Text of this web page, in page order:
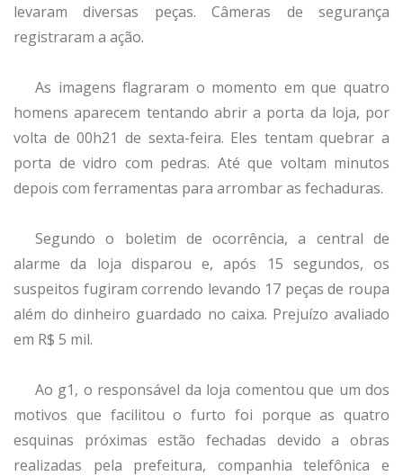
levaram diversas peças. Câmeras de segurança
registraram a ação.
As imagens flagraram o momento em que quatro
homens aparecem tentando abrir a porta da loja, por
volta de 00h21 de sexta-feira. Eles tentam quebrar a
porta de vidro com pedras. Até que voltam minutos
depois com ferramentas para arrombar as fechaduras.
Segundo o boletim de ocorrência, a central de
alarme da loja disparou e, após 15 segundos, os
suspeitos fugiram correndo levando 17 peças de roupa
além do dinheiro guardado no caixa. Prejuízo avaliado
em R$ 5 mil.
Ao g1, o responsável da loja comentou que um dos
motivos que facilitou o furto foi porque as quatro
esquinas próximas estão fechadas devido a obras
realizadas pela prefeitura, companhia telefônica e